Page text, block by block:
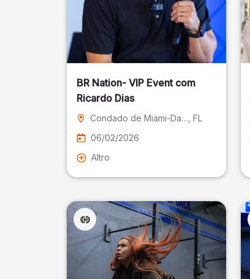
BR Nation- VIP Event com
Ricardo Dias
Condado de Miami-Dade , FL
06/02/2026
Altro